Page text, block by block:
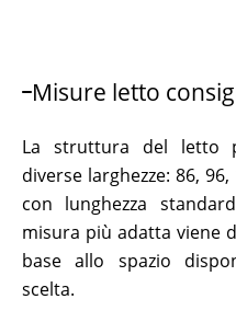
Misure letto
La struttura del letto
diverse larghezze: 86,
con lunghezza
misura più adatta viene
base allo spazio
scelta.